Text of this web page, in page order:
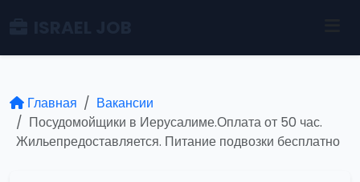
Главная
Вакансии
Посудомойщики в Иерусалиме.Оплата от 50 час.
Жильепредоставляется. Питание подвозки бесплатно